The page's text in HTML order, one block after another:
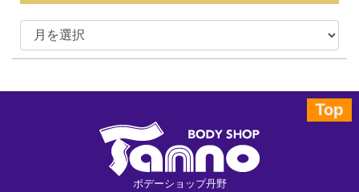
Top
ボデーショップ丹野